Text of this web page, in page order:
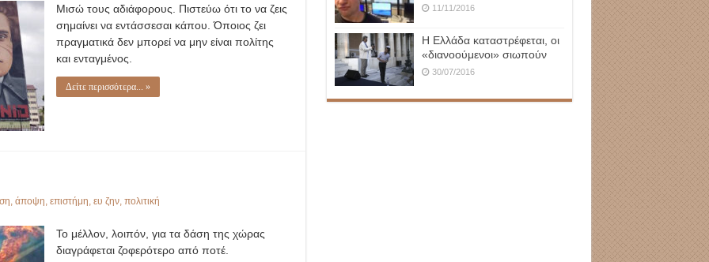
τους
αδιάφορους
Μισώ τους αδιάφορους. Πιστεύω ότι το να ζεις
σημαίνει να εντάσσεσαι κάπου. Όποιος ζει
πραγματικά δεν μπορεί να μην είναι πολίτης
και ενταγμένος.
Δείτε περισσότερα... »
άποψη επιστήμη ευ ζην, πολιτική
Το μέλλον, λοιπόν, για τα δάση της χώρας
διαγράφεται ζοφερότερο από ποτέ.
11/11/2016
Η Ελλάδα καταστρέφεται, οι
«διανοούμενοι» σιωπούν
30/07/2016